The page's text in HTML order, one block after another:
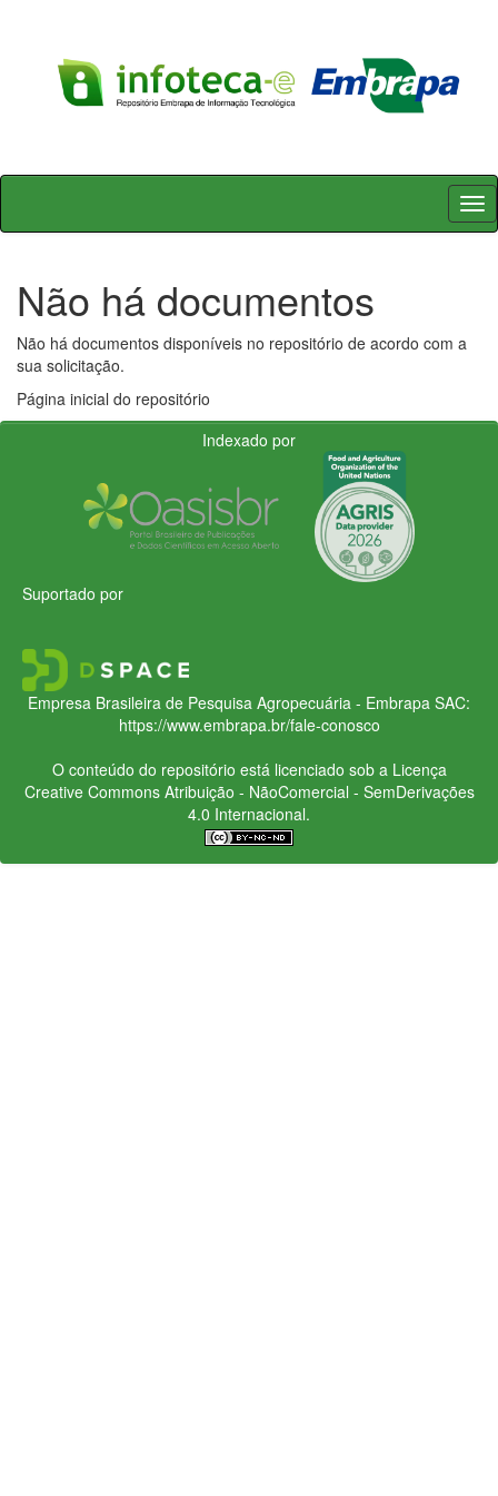
Skip
Não há documentos
Não há documentos disponíveis no repositório de acordo com a
sua solicitação.
Página inicial do repositório
Indexado por
Suportado por
Empresa Brasileira de Pesquisa Agropecuária - Embrapa SAC:
https://www.embrapa.br/fale-conosco
O conteúdo do repositório está licenciado sob a Licença
Creative CommonsAtribuição - NãoComercial - SemDerivações
4.0 Internacional.